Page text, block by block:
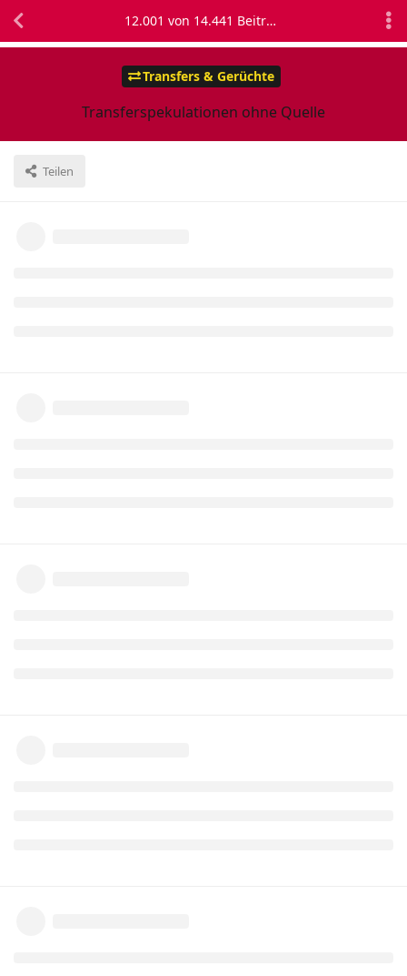
Transfers & Gerüchte
Transferspekulationen ohne Quelle
Teilen
12.001 von 14.441 Beiträgen